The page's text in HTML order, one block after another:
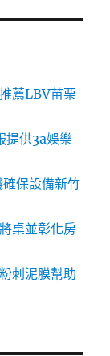
薦LBV苗栗
提供3a娛樂
保設備新竹
桌並彰化房
刺泥膜幫助